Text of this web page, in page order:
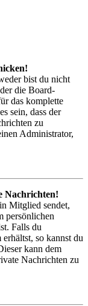
bist du nicht
die Board-
das komplette
sein, dass der
zu
Administrator,
Nachrichten!
Mitglied sendet,
persönlichen
Falls du
so kannst du
kann dem
Nachrichten zu